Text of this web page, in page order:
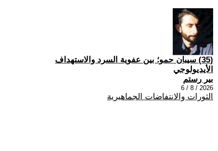
(35) سيبان حمو؛ بين عفوية السرد والاستهداف
الأيديولوجي
بير رستم
2026 / 8 / 6
الثورات والانتفاضات الجماهيرية